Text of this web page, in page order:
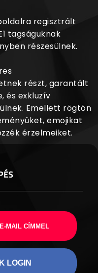
regisztrált
tagságuknak
részesülnek.
részt, garantált
és exkluzív
Emellett rögtön
emojikat
érzelmeiket.
MAIL CÍMMEL
LOGIN